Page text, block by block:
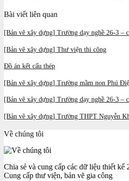
Bài viết liên quan
[Bản vẽ xây dựng] Trường dạy nghề 26-3 –
[Bản vẽ xây dựng] Thư viện thi công
Đồ án kết cấu thép
[Bản vẽ xây dựng] Trường mầm non Phú
[Bản vẽ xây dựng] Trường dạy nghề 26-3 –
[Bản vẽ xây dựng] Trường THPT Nguyễn
Về chúng tôi
Chia sẻ và cung cấp các dữ liệu thiết kế
Cung cấp thư viện, bản vẽ gia công